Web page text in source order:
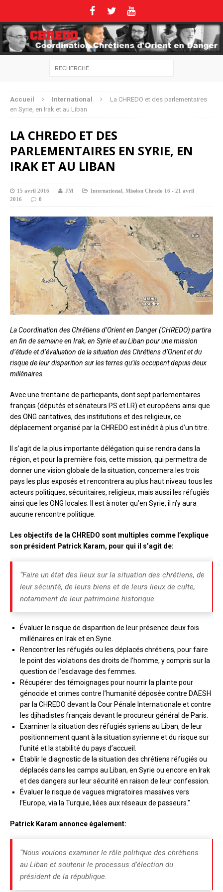
Accueil International
La CHREDO et des parlementaires
en Syrie, en Irak et au Liban
LA CHREDO ET DES
PARLEMENTAIRES EN SYRIE, EN
IRAK ET AU LIBAN
15 avril 2016 JM International Mission Chredo 16 - 21 avril
2016
0
La Coordination des Chrétiens d’Orient en Danger (CHREDO) partira
en fin de semaine en Irak, en Syrie et au Liban pour une mission
d’étude et d’évaluation de la situation des Chrétiens d’Orient et du
risque de leur disparition sur les terres qu’ils occupent depuis deux
millénaires.
Avec une trentaine de participants, dont sept parlementaires
français (députés et sénateurs PS et LR) et européens ainsi que
des ONG caritatives, des institutions et des religieux, ce
déplacement organisé par la CHREDO est inédit à plus d’un titre.
Il s’agit de la plus importante délégation qui se rendra dans la
région, et pour la première fois, cette mission, qui permettra de
donner une vision globale de la situation, concernera les trois
pays les plus exposés et rencontrera au plus haut niveau tous les
acteurs politiques, sécuritaires, religieux, mais aussi les réfugiés
ainsi que les ONG locales. Il est à noter qu’en Syrie, il n’y aura
aucune rencontre politique.
Les objectifs de la CHREDO sont multiples comme l’explique
son président Patrick Karam, pour qui il s’agit de:
“Faire un état des lieux sur la situation des chrétiens, de
leur sécurité, de leurs biens et de leurs lieux de culte,
notamment de leur patrimoine historique.
Évaluer le risque de disparition de leur présence deux fois
millénaires en Irak et en Syrie.
Rencontrer les réfugiés ou les déplacés chrétiens, pour faire
le point des violations des droits de l’homme, y compris sur la
question de l’esclavage des femmes.
Récupérer des témoignages pour nourrir la plainte pour
génocide et crimes contre l’humanité déposée contre DAESH
par la CHREDO devant la Cour Pénale Internationale et contre
les djihadistes français devant le procureur général de Paris.
Examiner la situation des réfugiés syriens au Liban, de leur
positionnement quant à la situation syrienne et du risque sur
l’unité et la stabilité du pays d’accueil.
Établir le diagnostic de la situation des chrétiens réfugiés ou
déplacés dans les camps au Liban, en Syrie ou encore en Irak
et des dangers sur leur sécurité en raison de leur confession.
Évaluer le risque de vagues migratoires massives vers
l’Europe, via la Turquie, liées aux réseaux de passeurs.”
Patrick Karam annonce également:
“Nous voulons examiner le rôle politique des chrétiens
au Liban et soutenir le processus d’élection du
président de la république.